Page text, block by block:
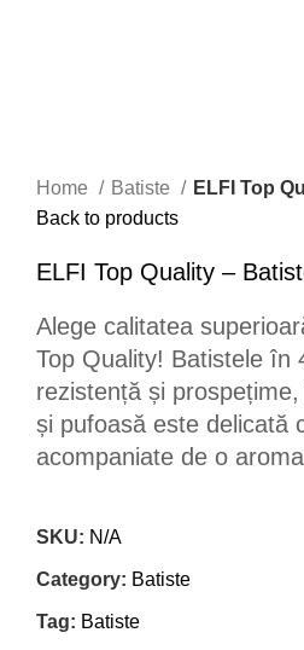
Home Batiste
ELFI Top
Back to products
ELFI Top Quality –
Alege calitatea
Top Quality! Batistele în
rezistență și
și pufoasă este delicată
acompaniate de o
SKU: N/A
Category: Batiste
Tag: Batiste